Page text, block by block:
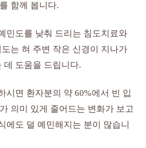
함께 봅니다.
민도를 낮춰 드리는 침도치료와
는 혀 주변 작은 신경이 지나가
데 도움을 드립니다.
시면 환자분의 약 60%에서 빈 입
의미 있게 줄어드는 변화가 보고
에도 덜 예민해지는 분이 많습니